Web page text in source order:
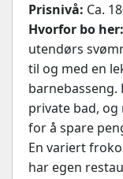
Prisnivå: Ca.
Hvorfor bo her:
utendørs
til og med en
barnebasseng.
private bad,
for å spare
En variert
har egen